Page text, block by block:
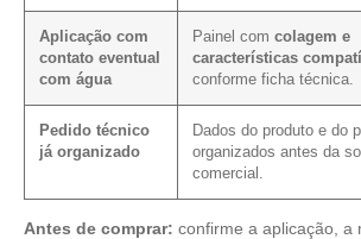
Aplicação com
contato eventual
com água
Painel com colagem e
características
conforme ficha técnica.
Pedido técnico
já organizado
Dados do produto e do
organizados antes da
comercial.
Antes de comprar: confirme a aplicação, a